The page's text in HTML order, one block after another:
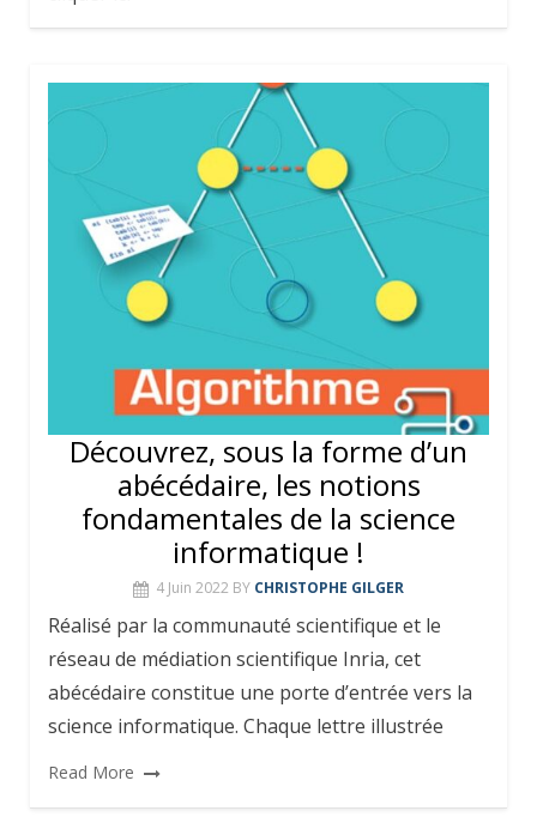
Découvrez, sous la forme d’un
abécédaire, les notions
fondamentales de la science
informatique !
4 Juin 2022 BY CHRISTOPHE GILGER
Réalisé par la communauté scientifique et le
réseau de médiation scientifique Inria, cet
abécédaire constitue une porte d’entrée vers la
science informatique. Chaque lettre illustrée
Read More